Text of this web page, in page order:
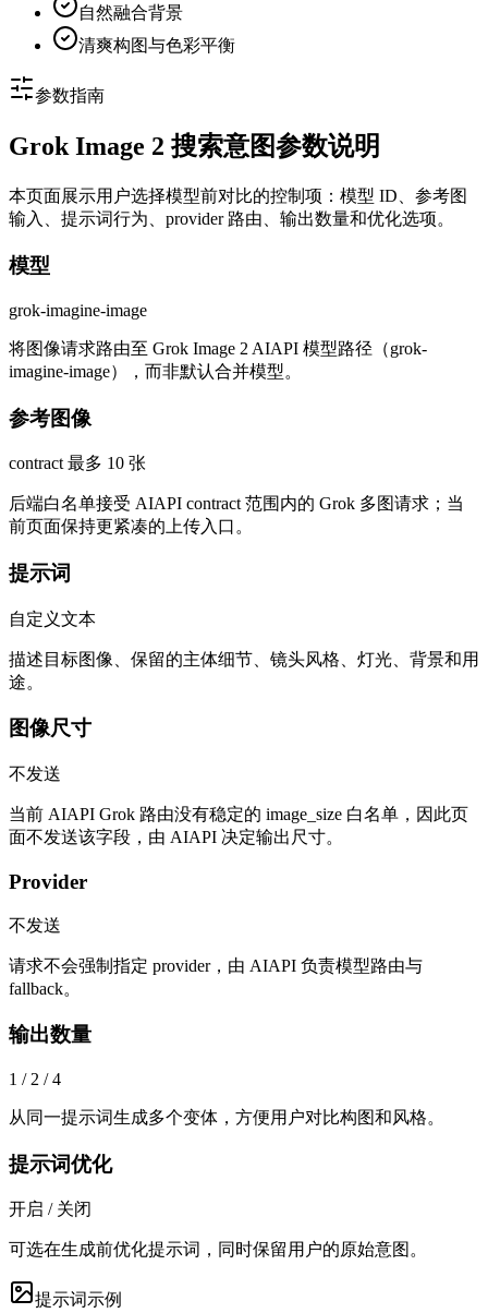
自然融合背景
清爽构图与色彩平衡
参数指南
Grok Image 2 搜索意图参数说明
本页面展示用户选择模型前对比的控制项：模型 ID、参考图
输入、提示词行为、provider 路由、输出数量和优化选项。
模型
grok-imagine-image
将图像请求路由至 Grok Image 2 AIAPI 模型路径（grok-
imagine-image），而非默认合并模型。
参考图像
contract 最多 10 张
后端白名单接受 AIAPI contract 范围内的 Grok 多图请求；当
前页面保持更紧凑的上传入口。
提示词
自定义文本
描述目标图像、保留的主体细节、镜头风格、灯光、背景和用
途。
图像尺寸
不发送
当前 AIAPI Grok 路由没有稳定的 image_size 白名单，因此页
面不发送该字段，由 AIAPI 决定输出尺寸。
Provider
不发送
请求不会强制指定 provider，由 AIAPI 负责模型路由与
fallback。
输出数量
1 / 2 / 4
从同一提示词生成多个变体，方便用户对比构图和风格。
提示词优化
开启 / 关闭
可选在生成前优化提示词，同时保留用户的原始意图。
提示词示例